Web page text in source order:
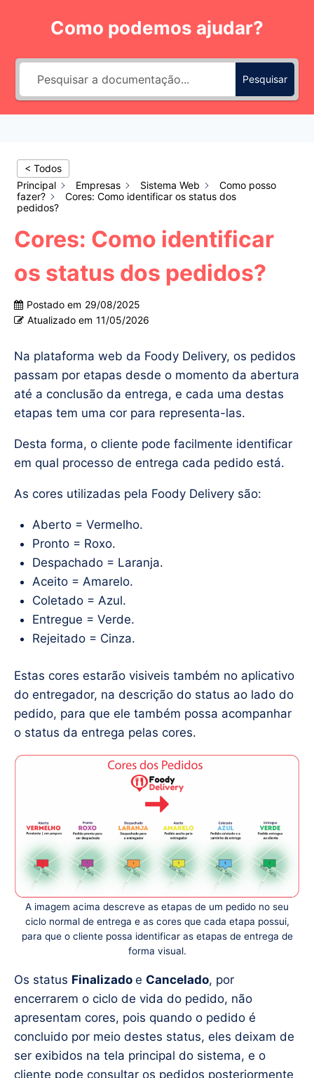
Conteúdo
Como podemos ajudar?
Pesquisar
< Todos
Principal
Empresas Sistema Web
Como posso
fazer?
Cores: Como identificar os status dos
pedidos?
Cores: Como identificar
os status dos pedidos?
Postado em 29/08/2025
Atualizado em 11/05/2026
Na plataforma web da Foody Delivery, os pedidos
passam por etapas desde o momento da abertura
até a conclusão da entrega, e cada uma destas
etapas tem uma cor para representa-las.
Desta forma, o cliente pode facilmente identificar
em qual processo de entrega cada pedido está.
As cores utilizadas pela Foody Delivery são:
Aberto = Vermelho.
Pronto = Roxo.
Despachado = Laranja.
Aceito = Amarelo.
Coletado = Azul.
Entregue = Verde.
Rejeitado = Cinza.
Estas cores estarão visiveis também no aplicativo
do entregador, na descrição do status ao lado do
pedido, para que ele também possa acompanhar
o status da entrega pelas cores.
A imagem acima descreve as etapas de um pedido no seu
ciclo normal de entrega e as cores que cada etapa possui,
para que o cliente possa identificar as etapas de entrega de
forma visual.
Os status Finalizado e Cancelado, por
encerrarem o ciclo de vida do pedido, não
apresentam cores, pois quando o pedido é
concluido por meio destes status, eles deixam de
ser exibidos na tela principal do sistema, e o
cliente pode consultar os pedidos posteriormente